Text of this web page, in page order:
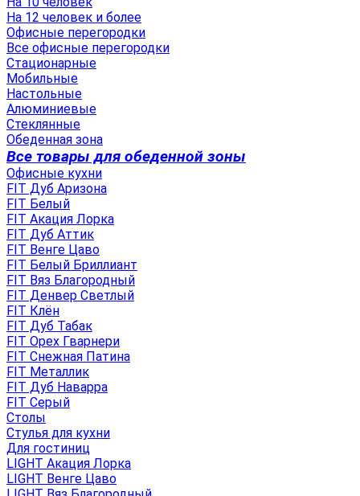
На 12 человек и более
Офисные перегородки
Все офисные перегородки
Стационарные
Мобильные
Настольные
Алюминиевые
Стеклянные
Обеденная зона
Все товары для обеденной зоны
Офисные кухни
FIT Дуб Аризона
FIT Белый
FIT Акация Лорка
FIT Дуб Аттик
FIT Венге Цаво
FIT Белый Бриллиант
FIT Вяз Благородный
FIT Денвер Светлый
FIT Клён
FIT Дуб Табак
FIT Орех Гварнери
FIT Снежная Патина
FIT Металлик
FIT Дуб Наварра
FIT Серый
Столы
Стулья для кухни
Для гостиниц
LIGHT Акация Лорка
LIGHT Венге Цаво